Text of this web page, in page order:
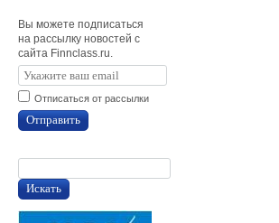
Вы можете подписаться
на рассылку новостей с
сайта Finnclass.ru.
Отписаться от рассылки
Отправить
Искать